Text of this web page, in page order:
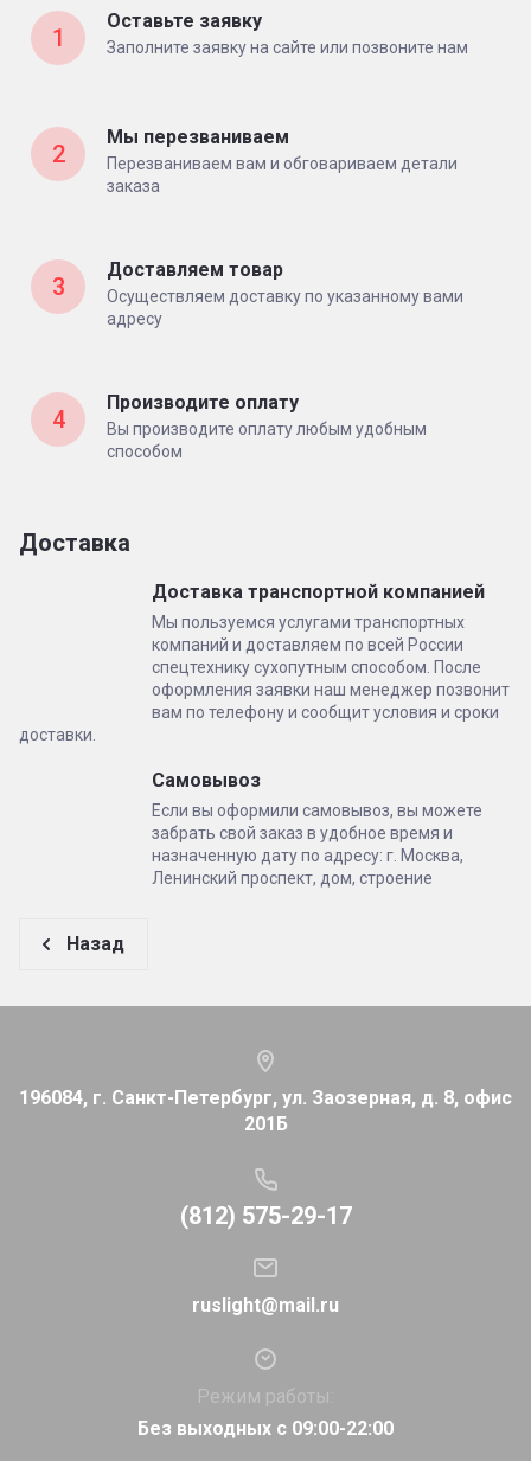
1
Оставьте заявку
Заполните заявку на сайте или позвоните нам
2
Мы перезваниваем
Перезваниваем вам и обговариваем детали
заказа
3
Доставляем товар
Осуществляем доставку по указанному вами
адресу
4
Производите оплату
Вы производите оплату любым удобным
способом
Доставка
Доставка транспортной компанией
Мы пользуемся услугами транспортных
компаний и доставляем по всей России
спецтехнику сухопутным способом. После
оформления заявки наш менеджер позвонит
вам по телефону и сообщит условия и сроки
доставки.
Самовывоз
Если вы оформили самовывоз, вы можете
забрать свой заказ в удобное время и
назначенную дату по адресу: г. Москва,
Ленинский проспект, дом, строение
Назад
196084, г. Санкт-Петербург, ул. Заозерная, д. 8, офис
201Б
(812) 575-29-17
ruslight@mail.ru
Режим работы:
Без выходных с 09:00-22:00